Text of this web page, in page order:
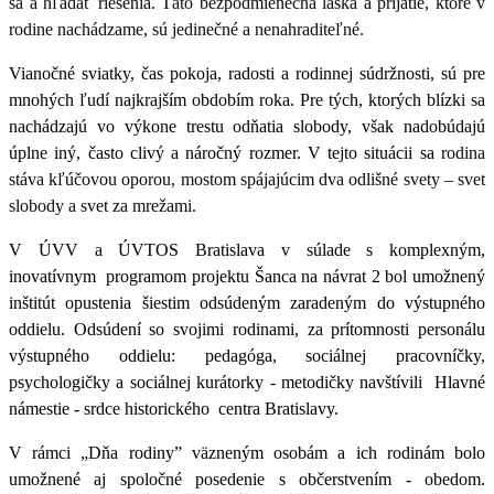
rodine nachádzame, sú jedinečné a nenahraditeľné.
Vianočné sviatky, čas pokoja, radosti a rodinnej súdržnosti, sú pre
mnohých ľudí najkrajším obdobím roka. Pre tých, ktorých blízki sa
nachádzajú vo výkone trestu odňatia slobody, však nadobúdajú
úplne iný, často clivý a náročný rozmer. V tejto situácii sa rodina
stáva kľúčovou oporou, mostom spájajúcim dva odlišné svety – svet
slobody a svet za mrežami.
V ÚVV a ÚVTOS Bratislava v súlade s komplexným,
inovatívnym programom projektu Šanca na návrat 2 bol umožnený
inštitút opustenia šiestim odsúdeným zaradeným do výstupného
oddielu. Odsúdení so svojimi rodinami, za prítomnosti personálu
výstupného oddielu: pedagóga, sociálnej pracovníčky,
psychologičky a sociálnej kurátorky - metodičky navštívili Hlavné
námestie - srdce historického centra Bratislavy.
V rámci „Dňa rodiny” väzneným osobám a ich rodinám bolo
umožnené aj spoločné posedenie s občerstvením - obedom.